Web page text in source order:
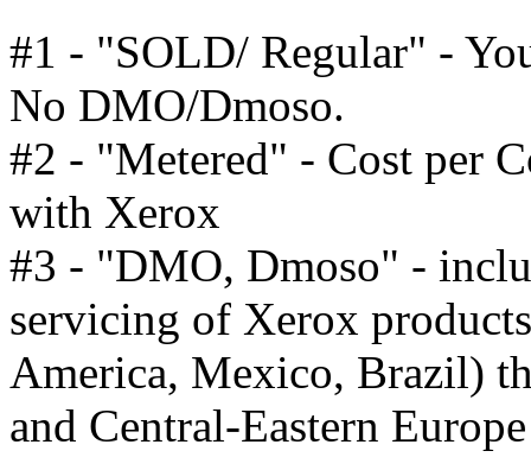
#1 - "SOLD/ Regular" -
No DMO/Dmoso.
#2 - "Metered" - Cost per
with Xerox
#3 - "DMO, Dmoso" -
servicing of Xerox
America, Mexico, Brazil)
and Central-Eastern